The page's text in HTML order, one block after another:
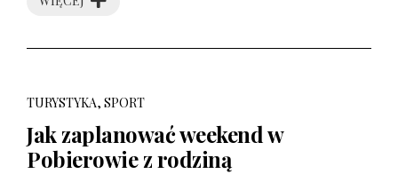
TURYSTYKA, SPORT
Jak zaplanować weekend w
Pobierowie z rodziną